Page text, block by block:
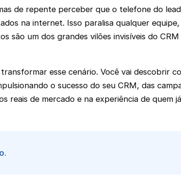
de repente perceber que o telefone do
na internet. Isso paralisa qualquer
são um dos grandes vilões invisíveis do
esse cenário. Você vai descobrir
o sucesso do seu CRM, das
reais de mercado e na experiência de